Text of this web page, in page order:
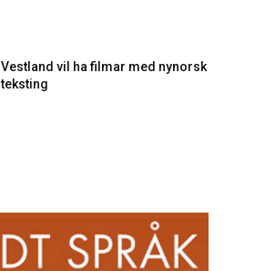
Vestland vil ha filmar med nynorsk
teksting